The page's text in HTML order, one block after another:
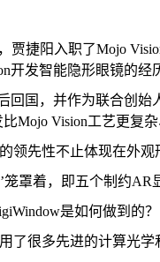
贾捷阳入职了Mojo
开发智能隐形眼镜的
回国，并作为联合创
Mojo Vision工艺更复
领先性不止体现在外观
笼罩着，即五个制约
是如何做到的？
了很多先进的计算光